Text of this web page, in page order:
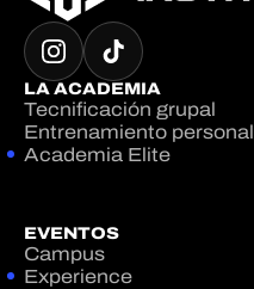
LA ACADEMIA
Tecnificación grupal
Entrenamiento personal
Academia Elite
EVENTOS
Campus
Experience